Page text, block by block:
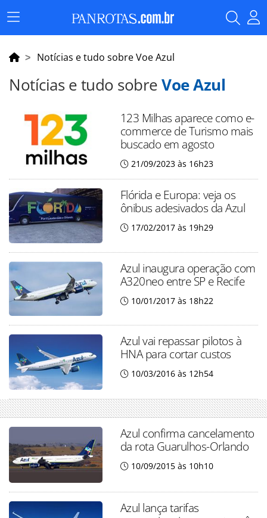
Menu
Principal
Notícias e tudo sobre Voe Azul
Notícias e tudo sobreVoe Azul
123 Milhas aparece como e-
commerce de Turismo mais
buscado em agosto
21/09/2023 às 16h23
Flórida e Europa: veja os
ônibus adesivados da Azul
17/02/2017 às 19h29
Azul inaugura operação com
A320neo entre SP e Recife
10/01/2017 às 18h22
Azul vai repassar pilotos à
HNA para cortar custos
10/03/2016 às 12h54
Azul confirma cancelamento
da rota Guarulhos-Orlando
10/09/2015 às 10h10
Azul lança tarifas